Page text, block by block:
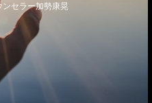
セラー加勢康晃